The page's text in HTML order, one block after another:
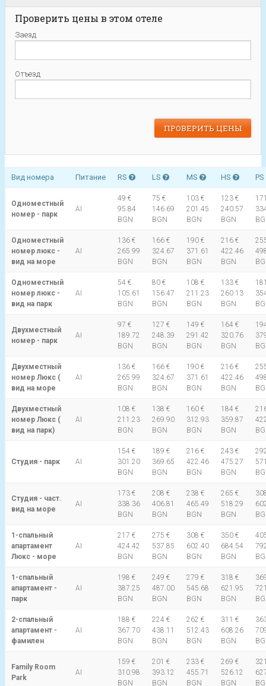
Проверить цены в этом отеле
Заезд
Отъезд
Вид номера Питание RS LS MS HS PS
Одноместный
номер - парк
AI
49 €
95.84
BGN
75 €
146.69
BGN
103 €
201.45
BGN
123 €
240.57
BGN
Одноместный
номер люкс -
вид на море
AI
136 €
265.99
BGN
166 €
324.67
BGN
190 €
371.61
BGN
216 €
422.46
BGN
Одноместный
номер люкс -
вид на парк
AI
54 €
105.61
BGN
80 €
156.47
BGN
108 €
211.23
BGN
133 €
260.13
BGN
Двухместный
номер - парк
AI
97 €
189.72
BGN
127 €
248.39
BGN
149 €
291.42
BGN
164 €
320.76
BGN
Двухместный
номер Люкс (
вид на море
AI
136 €
265.99
BGN
166 €
324.67
BGN
190 €
371.61
BGN
216 €
422.46
BGN
Двухместный
номер Люкс (
вид на парк)
AI
108 €
211.23
BGN
138 €
269.90
BGN
160 €
312.93
BGN
184 €
359.87
BGN
Студия - парк AI
154 €
301.20
BGN
189 €
369.65
BGN
216 €
422.46
BGN
243 €
475.27
BGN
Студия - част.
вид на море
AI
173 €
338.36
BGN
208 €
406.81
BGN
238 €
465.49
BGN
265 €
518.29
BGN
1-спальный
апартамент
Люкс - море
AI
217 €
424.42
BGN
275 €
537.85
BGN
308 €
602.40
BGN
350 €
684.54
BGN
1-спальный
апартамент -
парк
AI
198 €
387.25
BGN
249 €
487.00
BGN
279 €
545.68
BGN
318 €
621.95
BGN
2-спальный
апартамент -
фамилен
AI
188 €
367.70
BGN
224 €
438.11
BGN
262 €
512.43
BGN
311 €
608.26
BGN
Family Room
Park
AI
159 €
310.98
BGN
201 €
393.12
BGN
233 €
455.71
BGN
269 €
526.12
BGN